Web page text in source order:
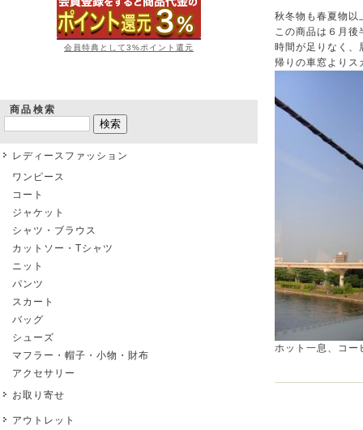
会員特典として3%ポイント還元
商品検索
レディースファッション
ワンピース
コート
ジャケット
シャツ・ブラウス
カットソー・Tシャツ
ニット
パンツ
スカート
バッグ
シューズ
マフラー・帽子・小物・財布
アクセサリー
お取り寄せ
アウトレット
秋冬物も春夏物以
この商品は６月
時間が足りなく、
帰りの車窓より
ホット一息、コー